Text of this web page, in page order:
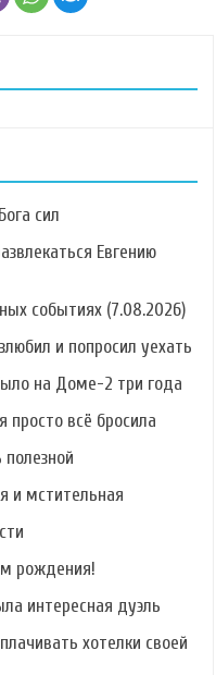
сил
Евгению
событиях (7.08.2026)
и попросил уехать
на Доме-2 три года
просто всё бросила
и мстительная
рождения!
интересная дуэль
хотелки своей